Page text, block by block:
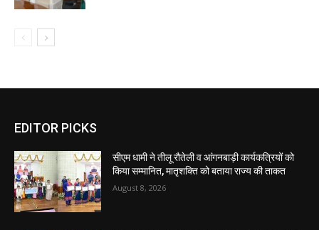
EDITOR PICKS
सीएम धामी ने तीलू रौतेली व आंगनबाड़ी कार्यकत्रियों को
किया सम्मानित, मातृशक्ति को बताया राज्य की ताकत
August 8, 2026